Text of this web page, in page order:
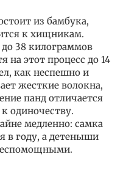
из бамбука,
к хищникам.
до 38 килограммов
на этот процесс до 14
как неспешно и
жесткие волокна,
панд отличается
одиночеству.
медленно: самка
в году, а детеныши